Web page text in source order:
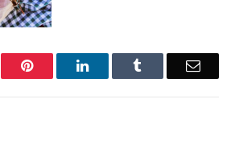
Pinterest LinkedIn Email